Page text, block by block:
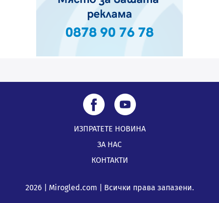
ИЗПРАТЕТЕ НОВИНА
ЗА НАС
КОНТАКТИ
2026 | Mirogled.com | Всички права запазени.